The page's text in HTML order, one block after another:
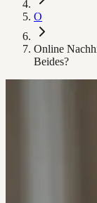
O
Online
Beides?